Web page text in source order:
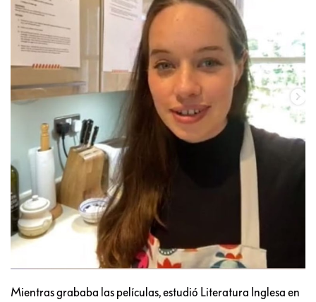
Mientras grababa las películas, estudió Literatura Inglesa en